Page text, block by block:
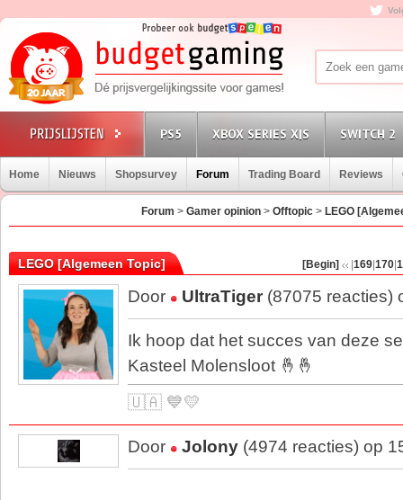
PS5 XBOX SERIES X|S SWITCH 2
Home Nieuws Shopsurvey Forum Trading Board Reviews
Forum >Gamer opinion >Offtopic > LEGO
LEGO [Algemeen Topic] [Begin] 169 170
Door UltraTiger (87075 reacties)
Ik hoop dat het succes van deze
Kasteel Molensloot 🤞🤞
🇺🇦 💙💛
Door Jolony (4974 reacties) op